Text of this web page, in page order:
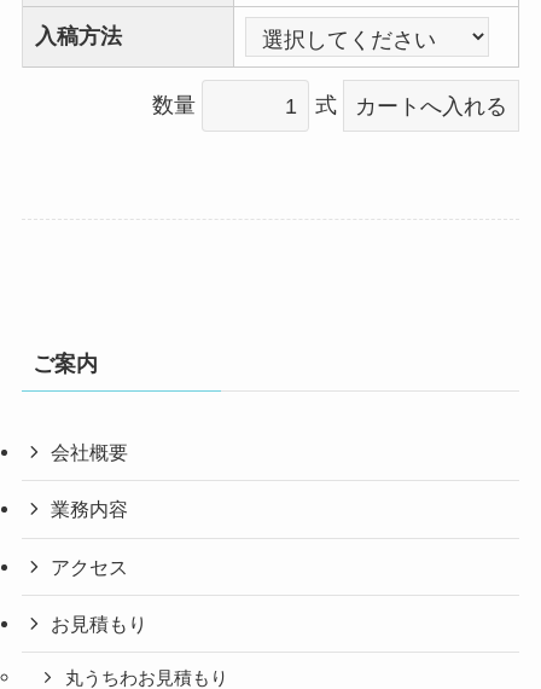
入稿方法
数量 式
ご案内
会社概要
業務内容
アクセス
お見積もり
丸うちわお見積もり